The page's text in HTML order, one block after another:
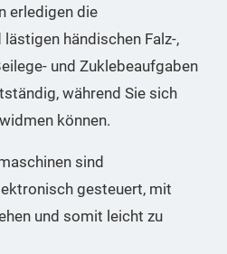
erledigen die
händischen Falz-,
und Zuklebeaufgaben
während Sie sich
können.
sind
gesteuert, mit
und somit leicht zu